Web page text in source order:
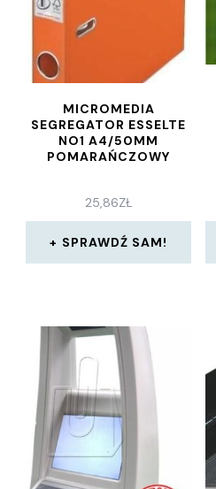
MICROMEDIA
SEGREGATOR ESSELTE
NO1 A4/50MM
POMARAŃCZOWY
25,86ZŁ
SPRAWDŹ SAM!